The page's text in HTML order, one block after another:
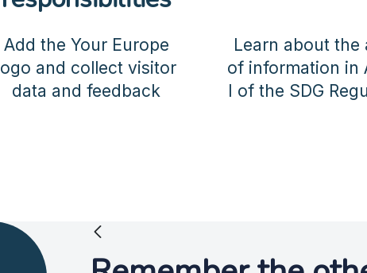
Add the Your Europe
logo and collect visitor
data and feedback
Learn about the
of information in
I of the SDG